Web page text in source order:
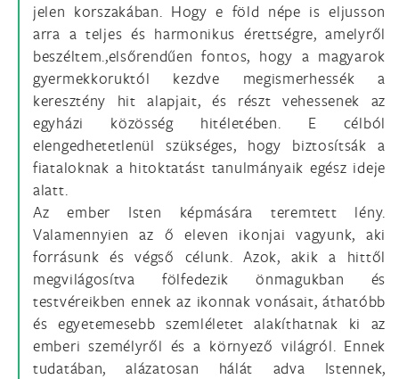
jelen korszakában. Hogy e föld népe is eljusson
arra a teljes és harmonikus érettségre, amelyről
beszéltem.,elsőrendűen fontos, hogy a magyarok
gyermekkoruktól kezdve megismerhessék a
keresztény hit alapjait, és részt vehessenek az
egyházi közösség hitéletében. E célból
elengedhetetlenül szükséges, hogy biztosítsák a
fiataloknak a hitoktatást tanulmányaik egész ideje
alatt.
Az ember Isten képmására teremtett lény.
Valamennyien az ő eleven ikonjai vagyunk, aki
forrásunk és végső célunk. Azok, akik a hittől
megvilágosítva fölfedezik önmagukban és
testvéreikben ennek az ikonnak vonásait, áthatóbb
és egyetemesebb szemléletet alakíthatnak ki az
emberi személyről és a környező világról. Ennek
tudatában, alázatosan hálát adva Istennek,